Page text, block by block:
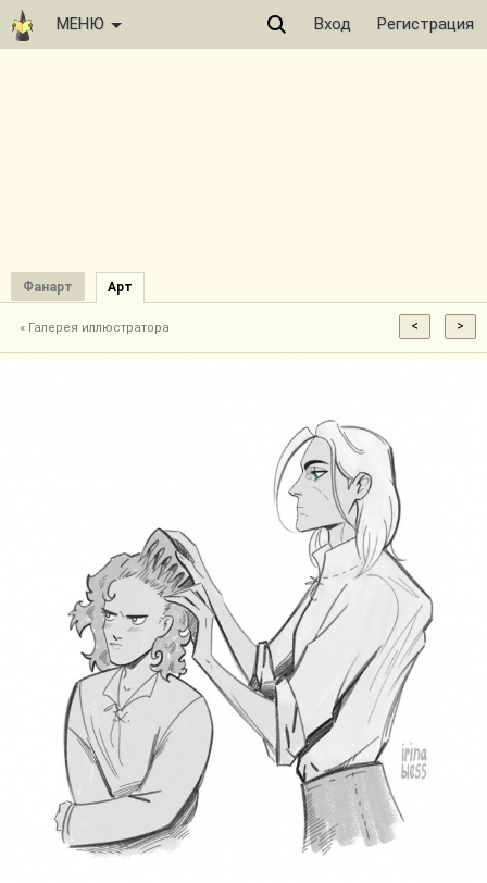
МЕНЮ Вход Регистрация
Фанарт Арт
« Галерея иллюстратора